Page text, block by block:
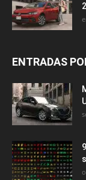
ENTRADAS